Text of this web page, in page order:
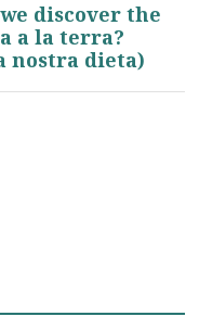
discover the
a la terra?
nostra dieta)